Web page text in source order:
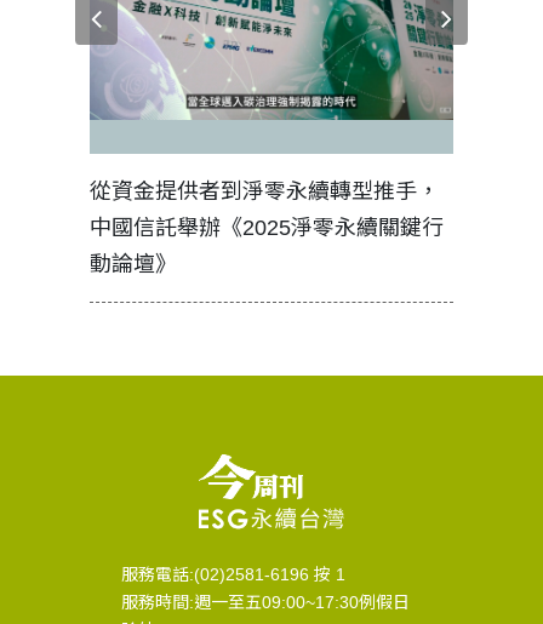
從資金提供者到淨零永續轉型推手，
中國信託舉辦《2025淨零永續關鍵行
動論壇》
服務電話:(02)2581-6196 按 1
服務時間:週一至五09:00~17:30例假日